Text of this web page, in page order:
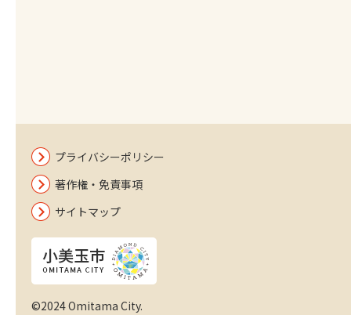
プライバシーポリシー
著作権・免責事項
サイトマップ
©2024 Omitama City.